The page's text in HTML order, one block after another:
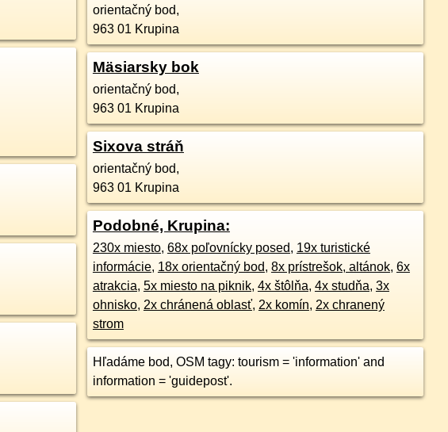
orientačný bod,
963 01 Krupina
Mäsiarsky bok
orientačný bod,
963 01 Krupina
Sixova stráň
orientačný bod,
963 01 Krupina
Podobné, Krupina:
230x miesto, 68x poľovnícky posed, 19x turistické
informácie, 18x orientačný bod, 8x prístrešok, altánok, 6x
atrakcia, 5x miesto na piknik, 4x štôlňa, 4x studňa, 3x
ohnisko, 2x chránená oblasť, 2x komín, 2x chranený
strom
Hľadáme bod, OSM tagy: tourism = 'information' and
information = 'guidepost'.